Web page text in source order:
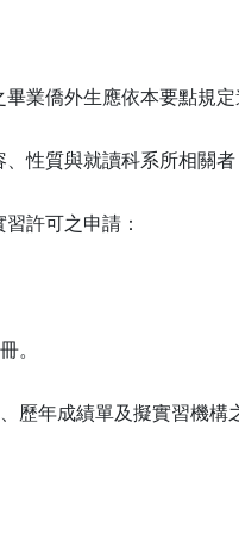
業僑外生應依本要點規
性質與就讀科系所相關者
許可之申請：
。
歷年成績單及擬實習機構